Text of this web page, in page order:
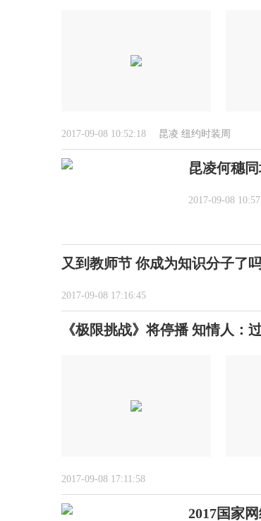
2017-09-08 10:52:18 昆凌 纽约时装周
昆凌何穗
2017-09-08
又到教师节 你成为知识分子了
2017-09-08 17:16:45
《极限挑战》将停播 知情人：
2017-09-08 17:11:58
2017国家